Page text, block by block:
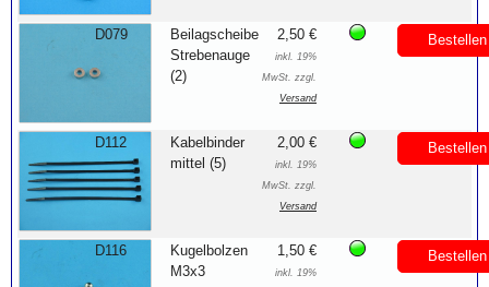
D079
Beilagscheibe
Strebenauge
(2)
2,50 €
inkl. 19%
MwSt. zzgl.
Versand
Bestellen
D112
Kabelbinder
mittel (5)
2,00 €
inkl. 19%
MwSt. zzgl.
Versand
Bestellen
D116
Kugelbolzen
M3x3
1,50 €
inkl. 19%
Bestellen